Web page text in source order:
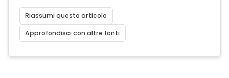
Riassumi questo articolo
Approfondisci con altre fonti